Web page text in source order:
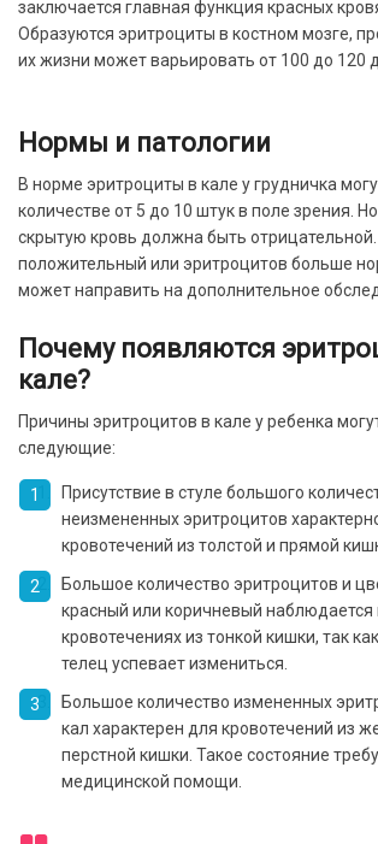
заключается главная функция красных
Образуются эритроциты в костном мозге,
их жизни может варьировать от 100 до 120
Нормы и патологии
В норме эритроциты в кале у грудничка
количестве от 5 до 10 штук в поле зрения.
скрытую кровь должна быть отрицательной.
положительный или эритроцитов больше
может направить на дополнительное
Почему появляются
кале?
Причины эритроцитов в кале у ребенка
следующие:
Присутствие в стуле большого
неизмененных эритроцитов
кровотечений из толстой и прямой
Большое количество эритроцитов и
красный или коричневый наблюдается
кровотечениях из тонкой кишки, так
телец успевает измениться.
Большое количество измененных
кал характерен для кровотечений из
перстной кишки. Такое состояние
медицинской помощи.